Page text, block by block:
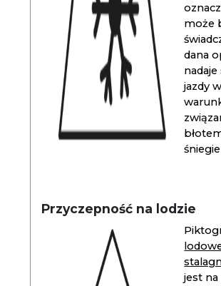
może
dana
nadaje
jazdy w
Przyczepność na lodzie
jest